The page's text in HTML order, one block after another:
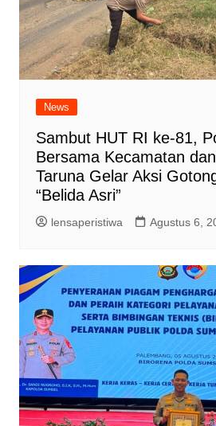
News
Sambut HUT RI ke-81,
Bersama Kecamatan
Taruna Gelar Aksi
“Belida Asri”
lensaperistiwa Agustus 6,